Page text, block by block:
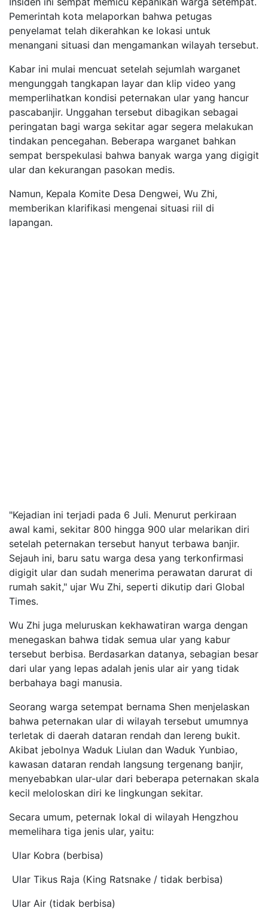
Pemerintah kota melaporkan bahwa petugas
penyelamat telah dikerahkan ke lokasi untuk
menangani situasi dan mengamankan wilayah tersebut.
Kabar ini mulai mencuat setelah sejumlah warganet
mengunggah tangkapan layar dan klip video yang
memperlihatkan kondisi peternakan ular yang hancur
pascabanjir. Unggahan tersebut dibagikan sebagai
peringatan bagi warga sekitar agar segera melakukan
tindakan pencegahan. Beberapa warganet bahkan
sempat berspekulasi bahwa banyak warga yang digigit
ular dan kekurangan pasokan medis.
Namun, Kepala Komite Desa Dengwei, Wu Zhi,
memberikan klarifikasi mengenai situasi riil di
lapangan.
"Kejadian ini terjadi pada 6 Juli. Menurut perkiraan
awal kami, sekitar 800 hingga 900 ular melarikan diri
setelah peternakan tersebut hanyut terbawa banjir.
Sejauh ini, baru satu warga desa yang terkonfirmasi
digigit ular dan sudah menerima perawatan darurat di
rumah sakit," ujar Wu Zhi, seperti dikutip dari Global
Times.
Wu Zhi juga meluruskan kekhawatiran warga dengan
menegaskan bahwa tidak semua ular yang kabur
tersebut berbisa. Berdasarkan datanya, sebagian besar
dari ular yang lepas adalah jenis ular air yang tidak
berbahaya bagi manusia.
Seorang warga setempat bernama Shen menjelaskan
bahwa peternakan ular di wilayah tersebut umumnya
terletak di daerah dataran rendah dan lereng bukit.
Akibat jebolnya Waduk Liulan dan Waduk Yunbiao,
kawasan dataran rendah langsung tergenang banjir,
menyebabkan ular-ular dari beberapa peternakan skala
kecil meloloskan diri ke lingkungan sekitar.
Secara umum, peternak lokal di wilayah Hengzhou
memelihara tiga jenis ular, yaitu:
Ular Kobra (berbisa)
Ular Tikus Raja (King Ratsnake / tidak berbisa)
Ular Air (tidak berbisa)